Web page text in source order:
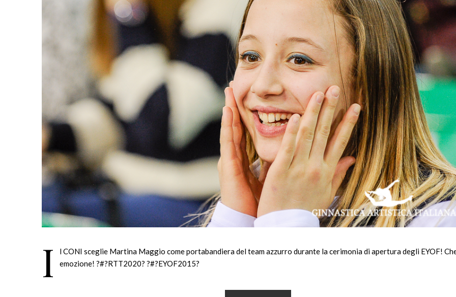
I
l CONI sceglie Martina Maggio come portabandiera del team azzurro durante la cerimonia di apertura degli EYOF!
emozione! ?#?RTT2020? ?#?EYOF2015?